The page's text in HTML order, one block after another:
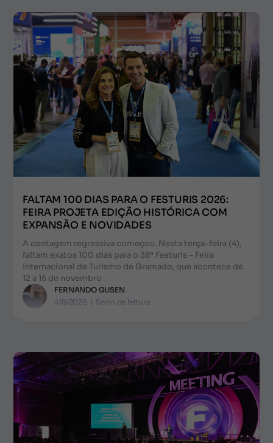
FALTAM 100 DIAS PARA O FESTURIS 2026:
FEIRA PROJETA EDIÇÃO HISTÓRICA COM
EXPANSÃO E NOVIDADES
A contagem regressiva começou. Nesta terça-feira (4),
faltam exatos 100 dias para o 38º Festuris – Feira
Internacional de Turismo de Gramado, que acontece de
12 a 15 de novembro
FERNANDO GUSEN
4/8/2026 | 5min de leitura